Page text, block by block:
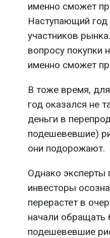
именно сможет
Наступающий год
участников
вопросу покупки
именно сможет
В тоже время,
год оказался не
деньги в
подешевевшие)
они подорожают.
Однако эксперты
инвесторы
перерастет в
начали обращать
подешевевшие